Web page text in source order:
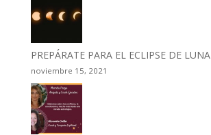
PREPÁRATE PARA EL ECLIPSE DE LUNA
noviembre 15, 2021